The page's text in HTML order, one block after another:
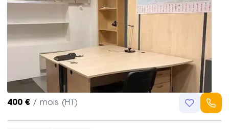
400 € / mois (HT)